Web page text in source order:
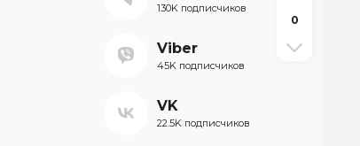
130K подписчиков
Viber
45K подписчиков
VK
22.5K подписчиков
0